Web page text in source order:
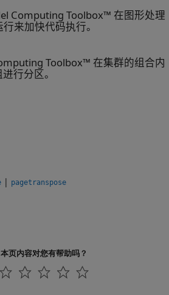
Computing Toolbox™ 在图形处理
来加快代码执行。
Toolbox™ 在集群的组合内
行分区。
| pagetranspose
本页内容对您有帮助吗？